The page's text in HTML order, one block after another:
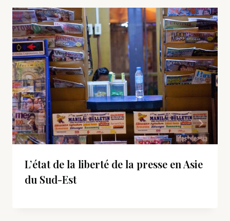
L’état de la liberté de la presse en Asie
du Sud-Est